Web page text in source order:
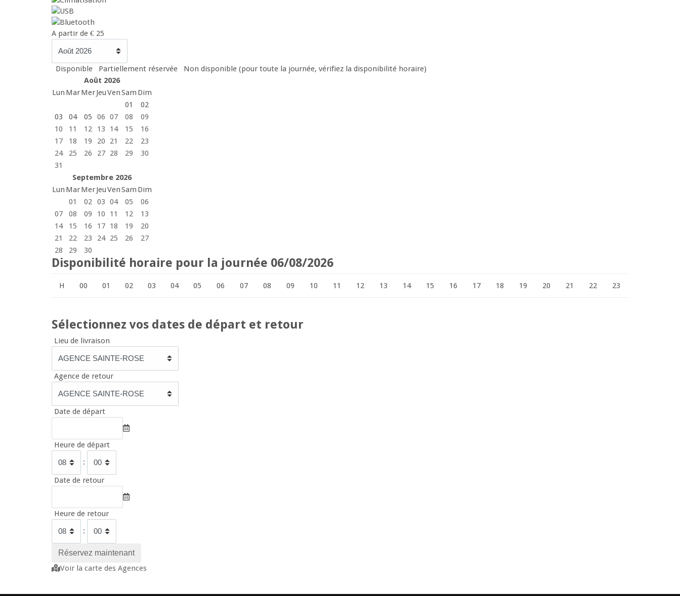
A partir de € 25
Disponible Partiellement réservée
Non disponible (pour toute la journée, vérifiez la disponibilité horaire)
Août 2026
Lun MarMerJeuVenSam Dim
01
02
03
04 05 06 07 08
09
10
11 12 13 14 15
16
17
18 19 20 21 22
23
24
25 26 27 28 29
30
31
Septembre 2026
Lun MarMerJeuVenSam Dim
01
02 03 04 05
06
07
08 09 10 11 12
13
14
15 16 17 18 19
20
21
22 23 24 25 26
27
28
29 30
Disponibilité horaire pour la journée 06/08/2026
H 00 01 02 03 04 05 06 07 08 09 10 11 12 13 14 15 16 17 18 19 20 21 22 23
Sélectionnez vos dates de départ et retour
Lieu de livraison
Agence de retour
Date de départ
Heure de départ
:
Date de retour
Heure de retour
:
Voir la carte des Agences